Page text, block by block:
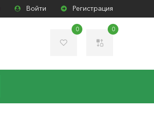
Войти Регистрация
0 0